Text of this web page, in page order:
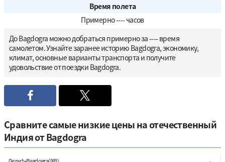
Время полета
Примерно ---- часов
До Bagdogra можно добраться примерно за ---- время
самолетом. Узнайте заранее историю Bagdogra, экономику,
климат, основные варианты транспорта и получите
удовольствие от поездки Bagdogra.
Сравните самые низкие цены на отечественный
Индия от Bagdogra
Дели Bagdogra(IXB)